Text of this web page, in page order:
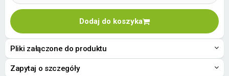
Dodaj do koszyka
Pliki załączone do produktu
Zapytaj o szczegóły